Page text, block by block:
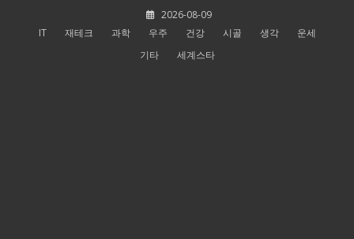
2026-08-09
IT
재테크 과학 우주 건강 시골 생각
운세
기타
세계스타